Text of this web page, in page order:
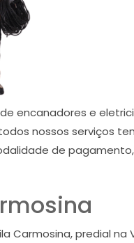
encanadores e
nossos serviços
de pagamento,
Carmosina, predial na